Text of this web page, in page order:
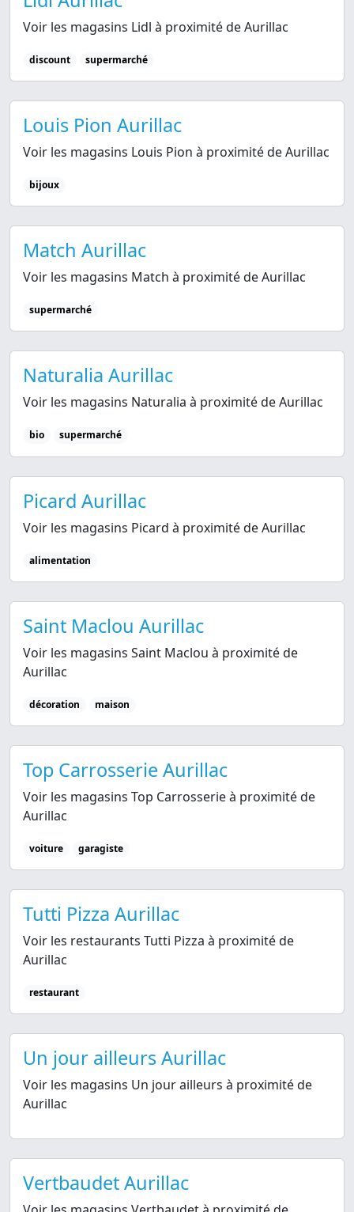
Voir les magasins Lidl à proximité de Aurillac
discount supermarché
Louis Pion Aurillac
Voir les magasins Louis Pion à proximité de Aurillac
bijoux
Match Aurillac
Voir les magasins Match à proximité de Aurillac
supermarché
Naturalia Aurillac
Voir les magasins Naturalia à proximité de Aurillac
bio supermarché
Picard Aurillac
Voir les magasins Picard à proximité de Aurillac
alimentation
Saint Maclou Aurillac
Voir les magasins Saint Maclou à proximité de
Aurillac
décoration maison
Top Carrosserie Aurillac
Voir les magasins Top Carrosserie à proximité de
Aurillac
voiture garagiste
Tutti Pizza Aurillac
Voir les restaurants Tutti Pizza à proximité de
Aurillac
restaurant
Un jour ailleurs Aurillac
Voir les magasins Un jour ailleurs à proximité de
Aurillac
Vertbaudet Aurillac